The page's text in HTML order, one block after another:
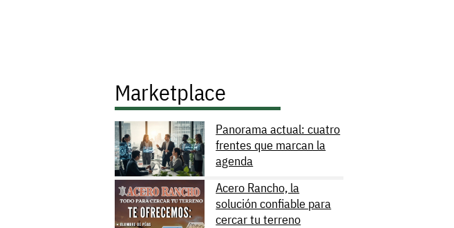
Marketplace
Panorama actual: cuatro
frentes que marcan la
agenda
Acero Rancho, la
solución confiable para
cercar tu terreno